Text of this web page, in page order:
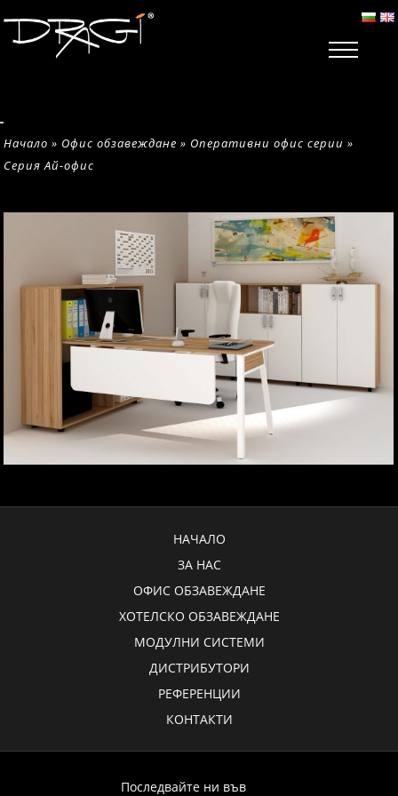
Начало » Офис обзавеждане » Оперативни офис серии »
Серия Ай-офис
НАЧАЛО
ЗА НАС
ОФИС ОБЗАВЕЖДАНЕ
ХОТЕЛСКО ОБЗАВЕЖДАНЕ
МОДУЛНИ СИСТЕМИ
ДИСТРИБУТОРИ
РЕФЕРЕНЦИИ
КОНТАКТИ
Последвайте ни във